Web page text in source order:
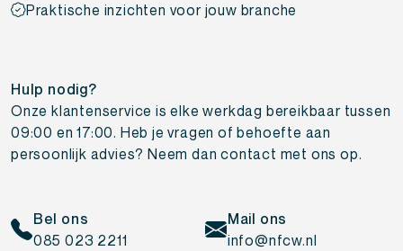
Praktische inzichten voor jouw branche
Hulp nodig?
Onze klantenservice is elke werkdag bereikbaar tussen
09:00 en 17:00. Heb je vragen of behoefte aan
persoonlijk advies? Neem dan contact met ons op.
Bel ons
085 023 2211
Mail ons
info@nfcw.nl